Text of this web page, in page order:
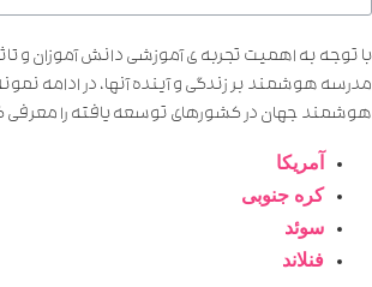
با توجه به اهمیت تجربه ی آموزشی دانش آموزان و
مدرسه هوشمند بر زندگی و آینده آنها، در ادامه
هوشمند جهان در کشورهای توسعه یافته را معرفی
آمریکا
کره جنوبی
سوئد
فنلاند